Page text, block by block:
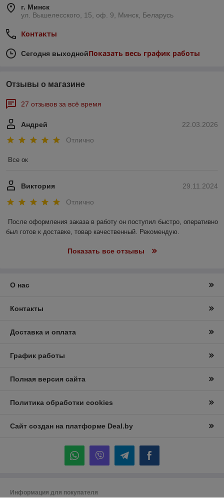
г. Минск
ул. Вышелесского, 15, оф. 9, Минск, Беларусь
Контакты
Сегодня выходнойПоказать весь график работы
Отзывы о магазине
27 отзывов за всё время
22.03.2026
Андрей
Отлично
Все ок
29.11.2024
Виктория
Отлично
После оформления заказа в работу он поступил быстро, оперативно
был готов к доставке, товар качественный. Рекомендую.
Показать все отзывы
О нас
Контакты
Доставка и оплата
График работы
Полная версия сайта
Политика обработки cookies
Сайт создан на платформе Deal.by
Информация для покупателя